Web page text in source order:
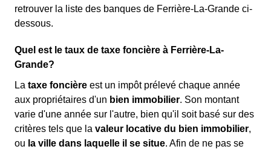
retrouver la liste des banques de Ferrière-La-Grande ci-
dessous.
Quel est le taux de taxe foncière à Ferrière-La-
Grande?
La taxe foncière est un impôt prélevé chaque année
aux propriétaires d'un bien immobilier. Son montant
varie d'une année sur l'autre, bien qu'il soit basé sur des
critères tels que la valeur locative du bien immobilier,
ou la ville dans laquelle il se situe. Afin de ne pas se